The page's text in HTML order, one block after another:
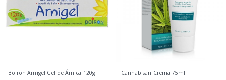
Boiron Arnigel Gel de Árnica 120g Cannabisan Crema 75ml